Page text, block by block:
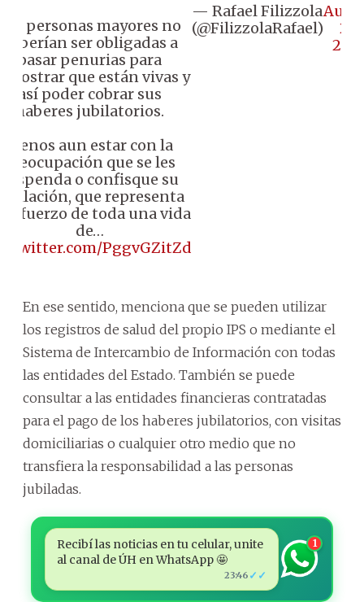
personas mayores no
deberían ser obligadas a
pasar penurias para
que están vivas y
así poder cobrar sus
haberes jubilatorios.
Menos aun estar con la
preocupación que se les
suspenda o confisque su
que representa
esfuerzo de toda una vida
de…
PggvGZitZd
— Rafael Filizzola
(@FilizzolaRafael)
28,
En ese sentido, menciona que se pueden utilizar
los registros de salud del propio IPS o mediante el
Sistema de Intercambio de Información con todas
las entidades del Estado. También se puede
consultar a las entidades financieras contratadas
para el pago de los haberes jubilatorios, con visitas
domiciliarias o cualquier otro medio que no
transfiera la responsabilidad a las personas
jubiladas.
Recibí las noticias en tu celular, unite
al canal de ÚH en WhatsApp 🤩
23:46 ✓✓
1